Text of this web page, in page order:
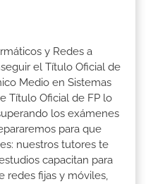
y Redes a
el Título Oficial de
Medio en Sistemas
Título Oficial de FP lo
los exámenes
para que
nuestros tutores te
capacitan para
redes fijas y móviles,